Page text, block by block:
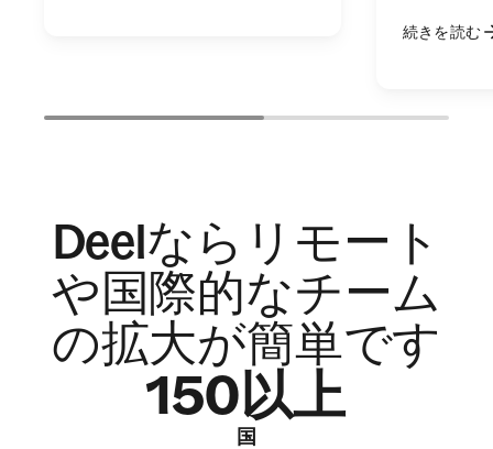
続きを読む
Deelならリモート
や国際的なチーム
の拡大が簡単です
150以上
国